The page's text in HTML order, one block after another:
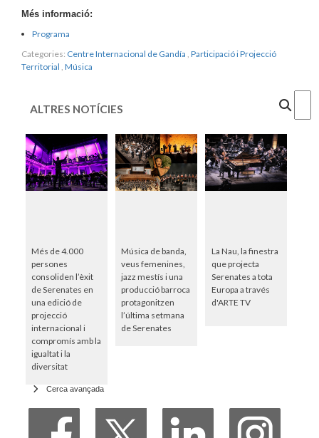
Més informació:
Programa
Categories: Centre Internacional de Gandía Participació i Projecció
Territorial Música
ALTRES NOTÍCIES
Més de 4.000
persones
consoliden l’èxit
de Serenates en
una edició de
projecció
internacional i
compromís amb la
igualtat i la
diversitat
Música de banda,
veus femenines,
jazz mestís i una
producció barroca
protagonitzen
l’última setmana
de Serenates
La Nau, la finestra
que projecta
Serenates a tota
Europa a través
d'ARTE TV
Cerca avançada